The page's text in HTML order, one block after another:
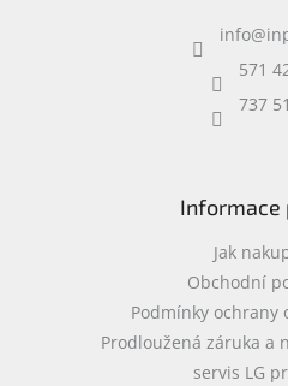
info@
571
737
Informace
Jak
Obchodní
Podmínky ochrany
Prodloužená záruka a
servis LG